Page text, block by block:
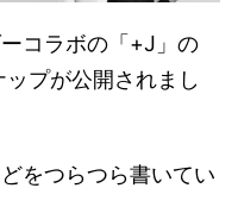
コラボの「+J」の
プが公開されまし
をつらつら書いてい